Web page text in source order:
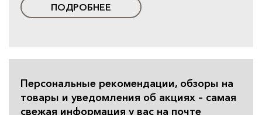
ПОДРОБНЕЕ
Персональные рекомендации, обзоры на
товары и уведомления об акциях – самая
свежая информация у вас на почте